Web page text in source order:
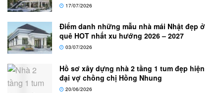
17/07/2026
Điểm danh những mẫu nhà mái Nhật đẹp ở
quê HOT nhất xu hướng 2026 – 2027
03/07/2026
Hồ sơ xây dựng nhà 2 tầng 1 tum đẹp hiện
đại vợ chồng chị Hồng Nhung
20/06/2026